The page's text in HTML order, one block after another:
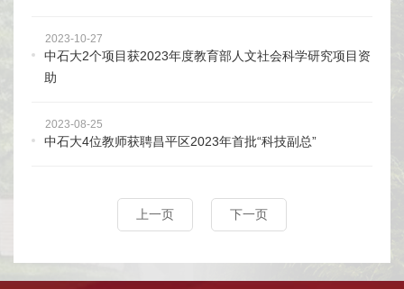
2023-10-27
中石大2个项目获2023年度教育部人文社会科学研究项目资
助
2023-08-25
中石大4位教师获聘昌平区2023年首批“科技副总”
上一页 下一页